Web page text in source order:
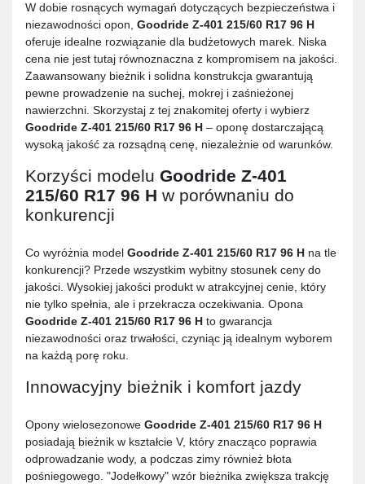
W dobie rosnących wymagań dotyczących bezpieczeństwa i
niezawodności opon, Goodride Z-401 215/60 R17 96 H
oferuje idealne rozwiązanie dla budżetowych marek. Niska
cena nie jest tutaj równoznaczna z kompromisem na jakości.
Zaawansowany bieżnik i solidna konstrukcja gwarantują
pewne prowadzenie na suchej, mokrej i zaśnieżonej
nawierzchni. Skorzystaj z tej znakomitej oferty i wybierz
Goodride Z-401 215/60 R17 96 H – oponę dostarczającą
wysoką jakość za rozsądną cenę, niezależnie od warunków.
Korzyści modelu Goodride Z-401
215/60 R17 96 H w porównaniu do
konkurencji
Co wyróżnia model Goodride Z-401 215/60 R17 96 H na tle
konkurencji? Przede wszystkim wybitny stosunek ceny do
jakości. Wysokiej jakości produkt w atrakcyjnej cenie, który
nie tylko spełnia, ale i przekracza oczekiwania. Opona
Goodride Z-401 215/60 R17 96 H to gwarancja
niezawodności oraz trwałości, czyniąc ją idealnym wyborem
na każdą porę roku.
Innowacyjny bieżnik i komfort jazdy
Opony wielosezonowe Goodride Z-401 215/60 R17 96 H
posiadają bieżnik w kształcie V, który znacząco poprawia
odprowadzanie wody, a podczas zimy również błota
pośniegowego. "Jodełkowy" wzór bieżnika zwiększa trakcję